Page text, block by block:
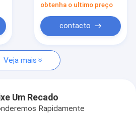
chuveiro
do chuveiro
chuveiro do deslizamento
obtenha o ultimo preço
contacto
Veja mais
Um Recado
Rapidamente